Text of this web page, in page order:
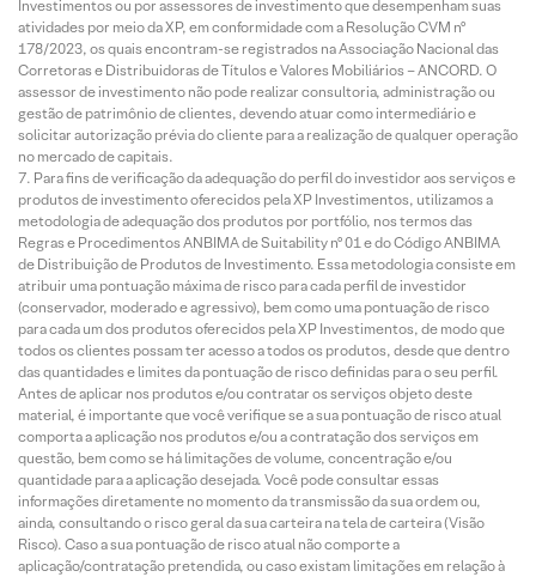
Investimentos ou por assessores de investimento que desempenham suas
atividades por meio da XP, em conformidade com a Resolução CVM nº
178/2023, os quais encontram-se registrados na Associação Nacional das
Corretoras e Distribuidoras de Títulos e Valores Mobiliários – ANCORD. O
assessor de investimento não pode realizar consultoria, administração ou
gestão de patrimônio de clientes, devendo atuar como intermediário e
solicitar autorização prévia do cliente para a realização de qualquer operação
no mercado de capitais.
Para fins de verificação da adequação do perfil do investidor aos serviços e
produtos de investimento oferecidos pela XP Investimentos, utilizamos a
metodologia de adequação dos produtos por portfólio, nos termos das
Regras e Procedimentos ANBIMA de Suitability nº 01 e do Código ANBIMA
de Distribuição de Produtos de Investimento. Essa metodologia consiste em
atribuir uma pontuação máxima de risco para cada perfil de investidor
(conservador, moderado e agressivo), bem como uma pontuação de risco
para cada um dos produtos oferecidos pela XP Investimentos, de modo que
todos os clientes possam ter acesso a todos os produtos, desde que dentro
das quantidades e limites da pontuação de risco definidas para o seu perfil.
Antes de aplicar nos produtos e/ou contratar os serviços objeto deste
material, é importante que você verifique se a sua pontuação de risco atual
comporta a aplicação nos produtos e/ou a contratação dos serviços em
questão, bem como se há limitações de volume, concentração e/ou
quantidade para a aplicação desejada. Você pode consultar essas
informações diretamente no momento da transmissão da sua ordem ou,
ainda, consultando o risco geral da sua carteira na tela de carteira (Visão
Risco). Caso a sua pontuação de risco atual não comporte a
aplicação/contratação pretendida, ou caso existam limitações em relação à